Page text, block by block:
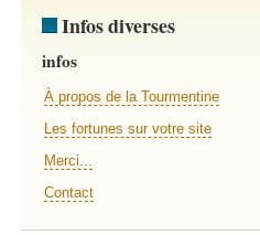
Infos diverses
infos
À propos de la Tourmentine
Les fortunes sur votre site
Merci...
Contact